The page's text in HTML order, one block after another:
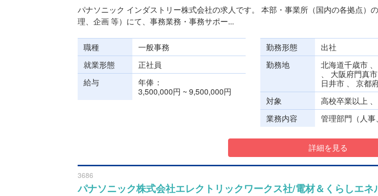
パナソニック インダストリー株式会社の求人です。 本部・事業所（国内の各拠点）
理、企画 等）にて、事務業務・事務サポー...
職種
一般事務
就業形態
正社員
給与
年俸
3,500,000円 ~ 9,500,000円
勤務形態
出社
勤務地
北海道千歳市
、 大阪府門真
日井市 、 京都
対象
高校卒業以上
業務内容
管理部門（人
詳細を見る
3686
パナソニック株式会社エレクトリックワークス社/電材＆くらしエ